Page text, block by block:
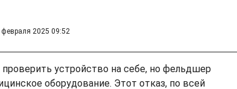
2025 09:52
проверить устройство на себе, но фельдшер
оборудование. Этот отказ, по всей